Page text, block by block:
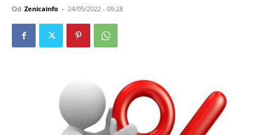
Od Zenicainfo - 24/05/2022 - 09:28